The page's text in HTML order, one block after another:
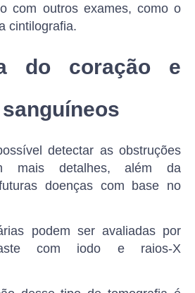
com outros exames, como o
cintilografia.
do coração e
detectar as obstruções
mais detalhes, além da
doenças com base no
podem ser avaliadas por
com iodo e raios-X